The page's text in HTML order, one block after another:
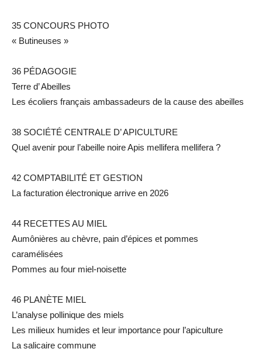
35 CONCOURS PHOTO
« Butineuses »
36 PÉDAGOGIE
Terre d’ Abeilles
Les écoliers français ambassadeurs de la cause des abeilles
38 SOCIÉTÉ CENTRALE D’ APICULTURE
Quel avenir pour l’abeille noire Apis mellifera mellifera ?
42 COMPTABILITÉ ET GESTION
La facturation électronique arrive en 2026
44 RECETTES AU MIEL
Aumônières au chèvre, pain d’épices et pommes
caramélisées
Pommes au four miel-noisette
46 PLANÈTE MIEL
L’analyse pollinique des miels
Les milieux humides et leur importance pour l’apiculture
La salicaire commune